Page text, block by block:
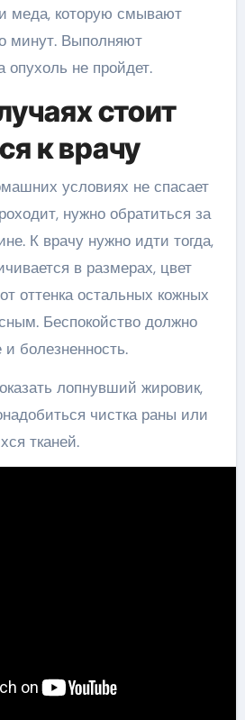
меда, которую смывают
минут. Выполняют
опухоль не пройдет.
стоит
к врачу
условиях не спасает
нужно обратиться за
К врачу нужно идти тогда,
в размерах, цвет
оттенка остальных кожных
Беспокойство должно
и болезненность.
лопнувший жировик,
чистка раны или
тканей.